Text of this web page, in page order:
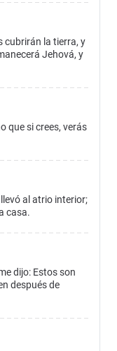
cubrirán la tierra, y
Jehová, y
que si crees, verás
al atrio interior;
casa.
dijo: Estos son
después de